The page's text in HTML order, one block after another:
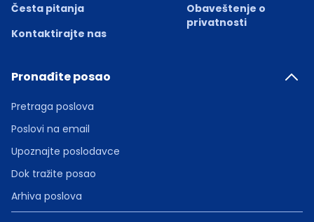
Česta pitanja
Kontaktirajte nas
Obaveštenje o
privatnosti
Pronađite posao
Pretraga poslova
Poslovi na email
Upoznajte poslodavce
Dok tražite posao
Arhiva poslova